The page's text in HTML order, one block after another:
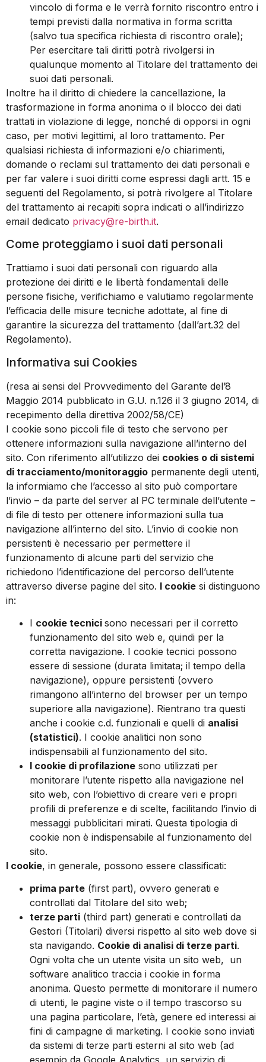
vincolo di forma e le verrà fornito riscontro entro i
tempi previsti dalla normativa in forma scritta
(salvo tua specifica richiesta di riscontro orale);
Per esercitare tali diritti potrà rivolgersi in
qualunque momento al Titolare del trattamento dei
suoi dati personali.
Inoltre ha il diritto di chiedere la cancellazione, la
trasformazione in forma anonima o il blocco dei dati
trattati in violazione di legge, nonché di opporsi in ogni
caso, per motivi legittimi, al loro trattamento. Per
qualsiasi richiesta di informazioni e/o chiarimenti,
domande o reclami sul trattamento dei dati personali e
per far valere i suoi diritti come espressi dagli artt. 15 e
seguenti del Regolamento, si potrà rivolgere al Titolare
del trattamento ai recapiti sopra indicati o all’indirizzo
email dedicato privacy@re-birth.it.
Come proteggiamo i suoi dati personali
Trattiamo i suoi dati personali con riguardo alla
protezione dei diritti e le libertà fondamentali delle
persone fisiche, verifichiamo e valutiamo regolarmente
l’efficacia delle misure tecniche adottate, al fine di
garantire la sicurezza del trattamento (dall’art.32 del
Regolamento).
Informativa sui Cookies
(resa ai sensi del Provvedimento del Garante del’8
Maggio 2014 pubblicato in G.U. n.126 il 3 giugno 2014, di
recepimento della direttiva 2002/58/CE)
I cookie sono piccoli file di testo che servono per
ottenere informazioni sulla navigazione all’interno del
sito. Con riferimento all’utilizzo dei cookies o di sistemi
di tracciamento/monitoraggio permanente degli utenti,
la informiamo che l’accesso al sito può comportare
l’invio – da parte del server al PC terminale dell’utente –
di file di testo per ottenere informazioni sulla tua
navigazione all’interno del sito. L’invio di cookie non
persistenti è necessario per permettere il
funzionamento di alcune parti del servizio che
richiedono l’identificazione del percorso dell’utente
attraverso diverse pagine del sito. I cookie si distinguono
in:
I cookie tecnici sono necessari per il corretto
funzionamento del sito web e, quindi per la
corretta navigazione. I cookie tecnici possono
essere di sessione (durata limitata; il tempo della
navigazione), oppure persistenti (ovvero
rimangono all’interno del browser per un tempo
superiore alla navigazione). Rientrano tra questi
anche i cookie c.d. funzionali e quelli di analisi
(statistici). I cookie analitici non sono
indispensabili al funzionamento del sito.
I cookie di profilazione sono utilizzati per
monitorare l’utente rispetto alla navigazione nel
sito web, con l’obiettivo di creare veri e propri
profili di preferenze e di scelte, facilitando l’invio di
messaggi pubblicitari mirati. Questa tipologia di
cookie non è indispensabile al funzionamento del
sito.
I cookie, in generale, possono essere classificati:
prima parte (first part), ovvero generati e
controllati dal Titolare del sito web;
terze parti (third part) generati e controllati da
Gestori (Titolari) diversi rispetto al sito web dove si
sta navigando. Cookie di analisi di terze parti.
Ogni volta che un utente visita un sito web, un
software analitico traccia i cookie in forma
anonima. Questo permette di monitorare il numero
di utenti, le pagine viste o il tempo trascorso su
una pagina particolare, l’età, genere ed interessi ai
fini di campagne di marketing. I cookie sono inviati
da sistemi di terze parti esterni al sito web (ad